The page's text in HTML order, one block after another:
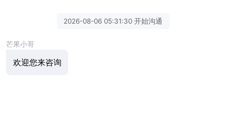
2026-08-06 05:31:30 开始沟通
芒果小哥
欢迎您来咨询